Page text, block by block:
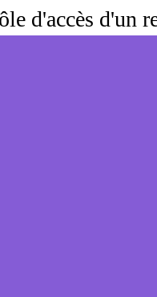
d'accès d'un